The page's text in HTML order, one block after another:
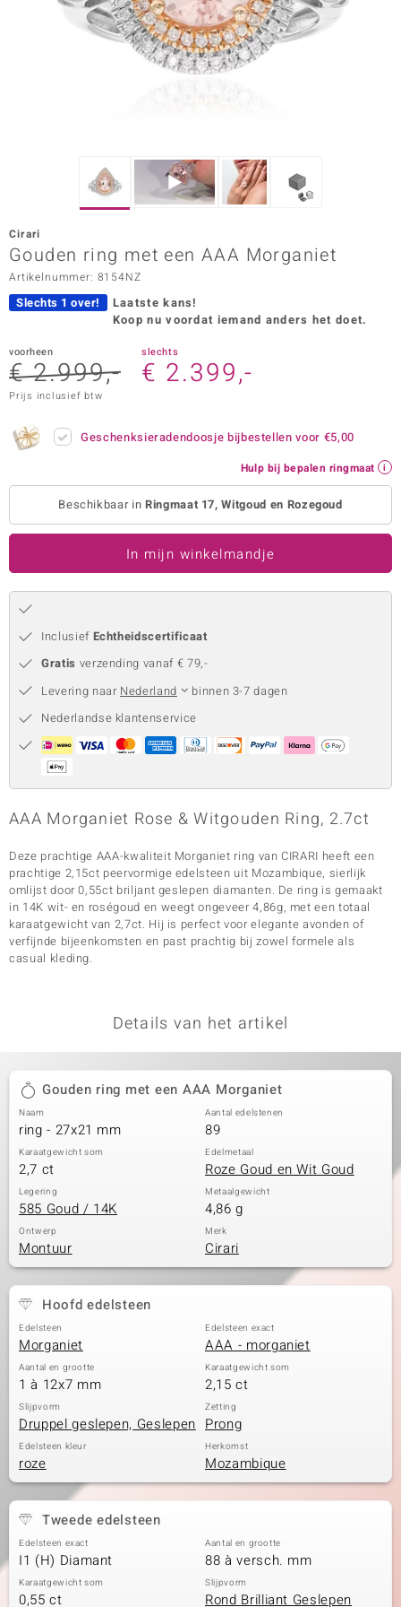
Vogue
in Italy
Paraíso
Collection
Cirari
Gouden ring met een AAA Morganiet
Artikelnummer: 8154NZ
Slechts 1 over!
Laatste kans!
Koop nu voordat iemand anders het doet.
voorheen
€ 2.999,-
slechts
€ 2.399,-
Prijs inclusief btw
Geschenksieradendoosje bijbestellen voor €5,00
Hulp bij bepalen ringmaat
Beschikbaar in Ringmaat 17, Witgoud en Rozegoud
In mijn winkelmandje
Inclusief Echtheidscertificaat
Gratis verzending vanaf € 79,-
Levering naar Nederland
binnen 3-7 dagen
Nederlandse klantenservice
AAA Morganiet Rose & Witgouden Ring, 2.7ct
Deze prachtige AAA-kwaliteit Morganiet ring van CIRARI heeft een
prachtige 2,15ct peervormige edelsteen uit Mozambique, sierlijk
omlijst door 0,55ct briljant geslepen diamanten. De ring is gemaakt
in 14K wit- en roségoud en weegt ongeveer 4,86g, met een totaal
karaatgewicht van 2,7ct. Hij is perfect voor elegante avonden of
verfijnde bijeenkomsten en past prachtig bij zowel formele als
casual kleding.
Details van het artikel
Gouden ring met een AAA Morganiet
Naam
ring - 27x21 mm
Aantal edelstenen
89
Karaatgewicht som
2,7 ct
Edelmetaal
Roze Goud en Wit Goud
Legering
585 Goud / 14K
Metaalgewicht
4,86 g
Ontwerp
Montuur
Merk
Cirari
Hoofd edelsteen
Edelsteen
Morganiet
Edelsteen exact
AAA - morganiet
Aantal en grootte
1 à 12x7 mm
Karaatgewicht som
2,15 ct
Slijpvorm
Druppel geslepen, Geslepen
Zetting
Prong
Edelsteen kleur
roze
Herkomst
Mozambique
Tweede edelsteen
Edelsteen exact
I1 (H) Diamant
Aantal en grootte
88 à versch. mm
Karaatgewicht som
0,55 ct
Slijpvorm
Rond Brilliant Geslepen